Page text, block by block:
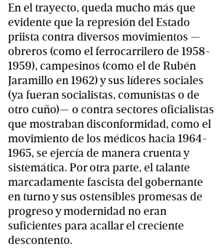
En el trayecto, queda mucho más que
evidente que la represión del Estado
priista contra diversos movimientos —
obreros (como el ferrocarrilero de 1958-
1959), campesinos (como el de Rubén
Jaramillo en 1962) y sus líderes sociales
(ya fueran socialistas, comunistas o de
otro cuño)— o contra sectores oficialistas
que mostraban disconformidad, como el
movimiento de los médicos hacia 1964-
1965, se ejercía de manera cruenta y
sistemática. Por otra parte, el talante
marcadamente fascista del gobernante
en turno y sus ostensibles promesas de
progreso y modernidad no eran
suficientes para acallar el creciente
descontento.